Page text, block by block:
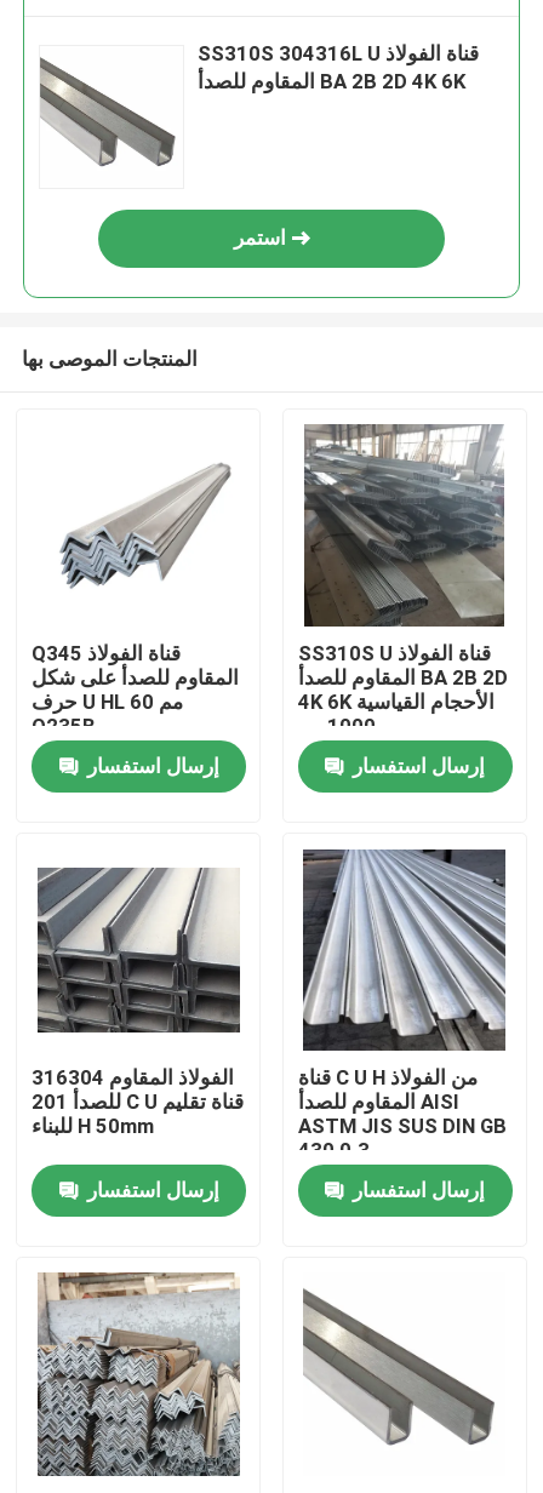
منزل
حول بنا
إتصال
المنتجات
لفائف الفولاذ المقاوم للصدأ TISCO
لوحة معدنية من الفولاذ المقاوم للصدأ
لفائف الصلب جي
أنابيب الصلب SS
شريط دائري من الفولاذ المقاوم للصدأ
SS310S 304316L U قناة الفولاذ
المقاوم للصدأ BA 2B 2D 4K 6K
استمر
المنتجات الموصى بها
Q345 قناة الفولاذ
المقاوم للصدأ على شكل
حرف U HL 60 مم
Q235B
إرسال استفسار
SS310S U قناة الفولاذ
المقاوم للصدأ BA 2B 2D
4K 6K الأحجام القياسية
1000 مم
إرسال استفسار
316304 الفولاذ المقاوم
للصدأ 201 C U قناة تقليم
للبناء H 50mm
إرسال استفسار
قناة C U H من الفولاذ
المقاوم للصدأ AISI
ASTM JIS SUS DIN GB
إرسال استفسار